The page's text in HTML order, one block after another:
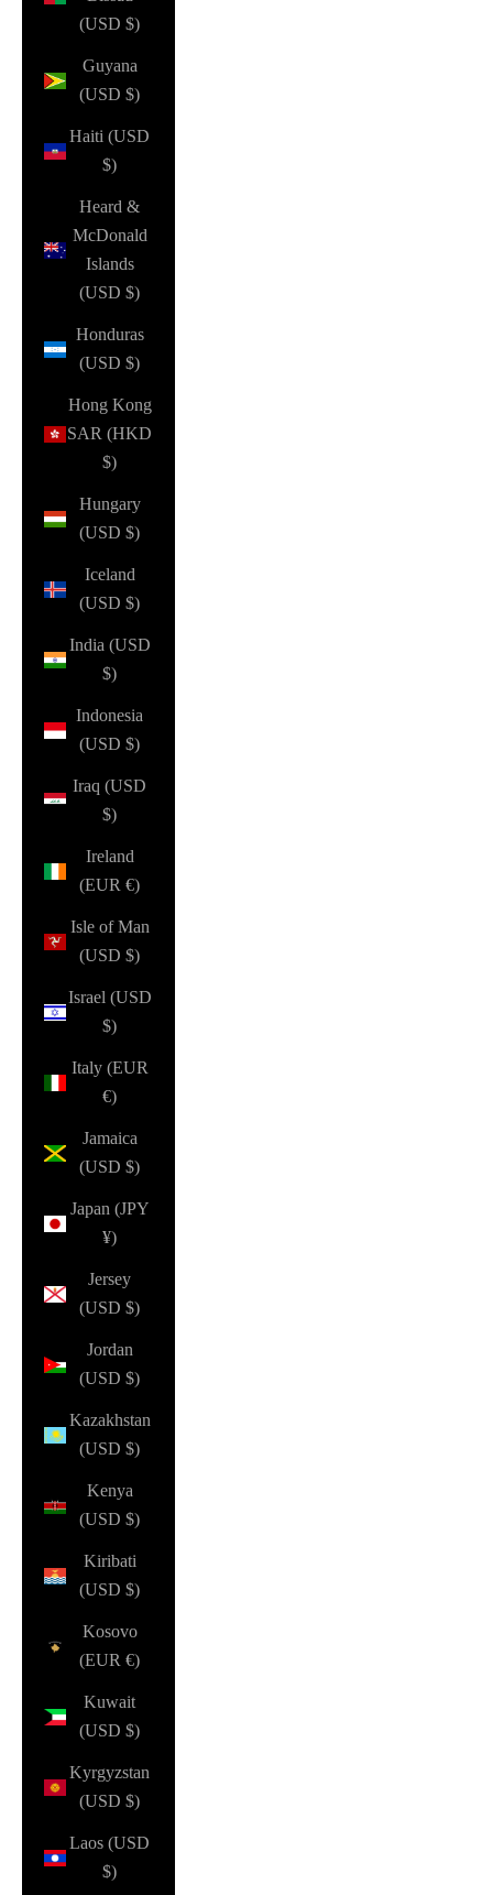
(USD $)
Guyana
(USD $)
Haiti (USD
$)
Heard &
McDonald
Islands
(USD $)
Honduras
(USD $)
Hong Kong
SAR (HKD
$)
Hungary
(USD $)
Iceland
(USD $)
India (USD
$)
Indonesia
(USD $)
Iraq (USD
$)
Ireland
(EUR €)
Isle of Man
(USD $)
Israel (USD
$)
Italy (EUR
€)
Jamaica
(USD $)
Japan (JPY
¥)
Jersey
(USD $)
Jordan
(USD $)
Kazakhstan
(USD $)
Kenya
(USD $)
Kiribati
(USD $)
Kosovo
(EUR €)
Kuwait
(USD $)
Kyrgyzstan
(USD $)
Laos (USD
$)